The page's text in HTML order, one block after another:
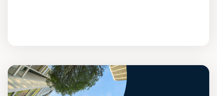
Entrepreneuriat social
Un microcertificat qui te permet de créer, développer et gérer des
entreprises à impact ou vocation sociale et environnementale.